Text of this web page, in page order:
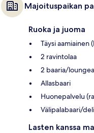
Majoituspaikan
Ruoka ja juoma
Täysi aamiainen
2 ravintolaa
2 baaria/loungea
Allasbaari
Huonepalvelu
Välipalabaari/deli
Lasten kanssa